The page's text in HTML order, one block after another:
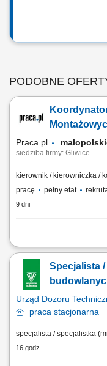
PODOBNE
Praca.pl
siedziba firmy: Gliwice
kierownik / kierowniczka /
pracę
pełny etat
9 dni
Zakres obowiązków:
realizacji powierzonych
monitorowanie postępów
Dbanie o przestrzeganie
sprzętu i narzędzi.
Specjalista
Urząd Dozoru
praca stacjonarna
specjalista / specjalistka
16 godz.